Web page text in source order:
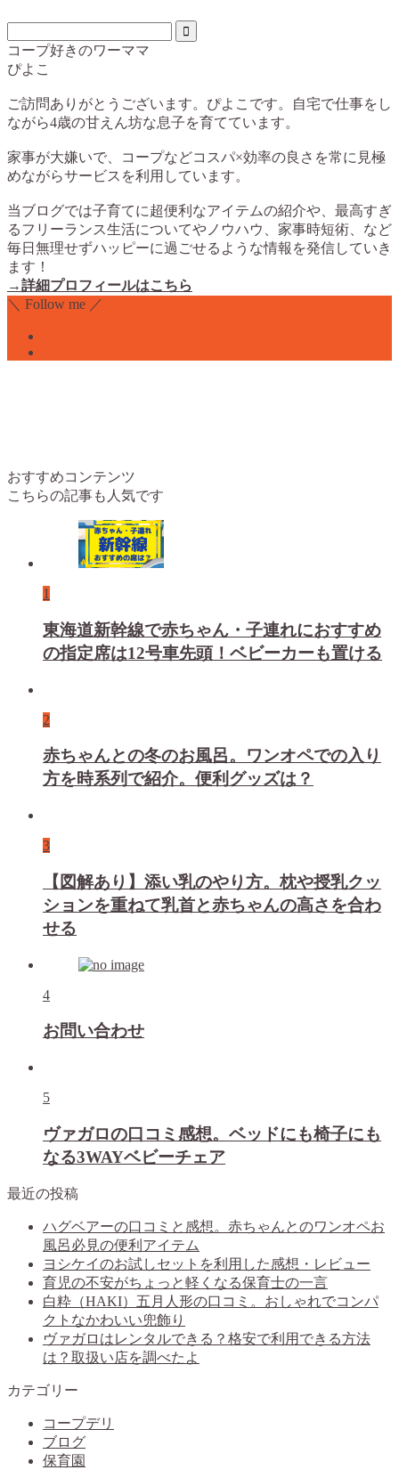
コープ好きのワーママ
ぴよこ
ご訪問ありがとうございます。ぴよこです。自宅で仕事をし
ながら4歳の甘えん坊な息子を育てています。
家事が大嫌いで、コープなどコスパ×効率の良さを常に見極
めながらサービスを利用しています。
当ブログでは子育てに超便利なアイテムの紹介や、最高すぎ
るフリーランス生活についてやノウハウ、家事時短術、など
毎日無理せずハッピーに過ごせるような情報を発信していき
ます！
→詳細プロフィールはこちら
＼ Follow me ／
おすすめコンテンツ
こちらの記事も人気です
1
東海道新幹線で赤ちゃん・子連れにおすすめ
の指定席は12号車先頭！ベビーカーも置ける
2
赤ちゃんとの冬のお風呂。ワンオペでの入り
方を時系列で紹介。便利グッズは？
3
【図解あり】添い乳のやり方。枕や授乳クッ
ションを重ねて乳首と赤ちゃんの高さを合わ
せる
4
お問い合わせ
5
ヴァガロの口コミ感想。ベッドにも椅子にも
なる3WAYベビーチェア
最近の投稿
ハグベアーの口コミと感想。赤ちゃんとのワンオペお
風呂必見の便利アイテム
ヨシケイのお試しセットを利用した感想・レビュー
育児の不安がちょっと軽くなる保育士の一言
白粋（HAKI）五月人形の口コミ。おしゃれでコンパ
クトなかわいい兜飾り
ヴァガロはレンタルできる？格安で利用できる方法
は？取扱い店を調べたよ
カテゴリー
コープデリ
ブログ
保育園